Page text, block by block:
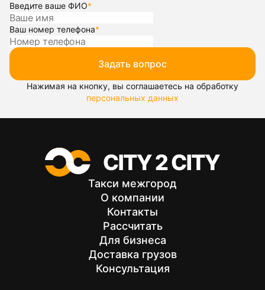
Введите ваше ФИО*
Ваш номер телефона*
Задать вопрос
Нажимая на кнопку, вы соглашаетесь на обработку
персональных данных
Такси межгород
О компании
Контакты
Рассчитать
Для бизнеса
Доставка грузов
Консультация